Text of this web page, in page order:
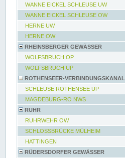
WANNE EICKEL SCHLEUSE UW
WANNE EICKEL SCHLEUSE OW
HERNE UW
HERNE OW
RHEINSBERGER GEWÄSSER
WOLFSBRUCH OP
WOLFSBRUCH UP
ROTHENSEER-VERBINDUNGSKANAL
SCHLEUSE ROTHENSEE UP
MAGDEBURG-RO NWS
RUHR
RUHRWEHR OW
SCHLOSSBRÜCKE MÜLHEIM
HATTINGEN
RÜDERSDORFER GEWÄSSER